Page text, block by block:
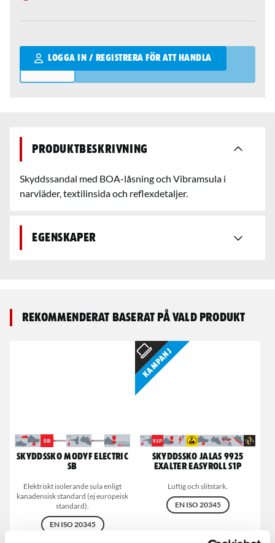
LOGGA IN / REGISTRERA FÖR ATT HANDLA
Qantity
Produktbeskrivning
Skyddssandal med BOA-låsning och Vibramsula i
narvläder, textilinsida och reflexdetaljer.
Egenskaper
Rekommenderat baserat på vald produkt
Skyddssko MODYF Electric
SB
Elektriskt isolerande sula enligt
kanadensisk standard (ej europeisk
standard).
EN ISO 20345
Kampanj
Skyddssko Jalas 9925
Exalter Easyroll S1P
Luftig och slitstark.
EN ISO 20345